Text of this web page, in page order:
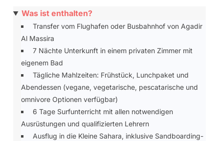
Was ist enthalten?
Transfer vom Flughafen oder Busbahnhof von Agadir
Al Massira
7 Nächte Unterkunft in einem privaten Zimmer mit
eigenem Bad
Tägliche Mahlzeiten: Frühstück, Lunchpaket und
Abendessen (vegane, vegetarische, pescatarische und
omnivore Optionen verfügbar)
6 Tage Surfunterricht mit allen notwendigen
Ausrüstungen und qualifizierten Lehrern
Ausflug in die Kleine Sahara, inklusive Sandboarding-